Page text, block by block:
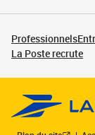
Professionnels
La Poste recrute